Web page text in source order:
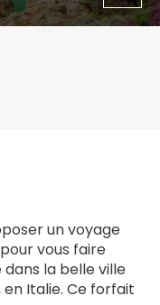
un voyage
vous faire
la belle ville
en Italie. Ce forfait